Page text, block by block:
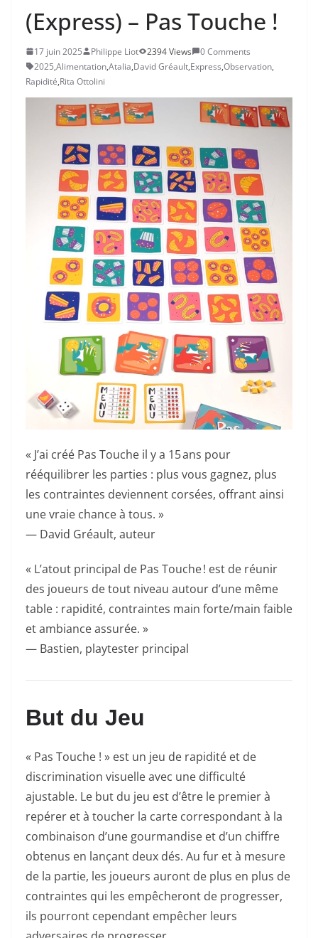
(Express) – Pas Touche !
17 juin 2025 Philippe Liot 2394 Views
0 Comments
2025,Alimentation,Atalia,David Gréault,Express,Observation,
Rapidité,Rita Ottolini
« J’ai créé Pas Touche il y a 15 ans pour
rééquilibrer les parties : plus vous gagnez, plus
les contraintes deviennent corsées, offrant ainsi
une vraie chance à tous. »
— David Gréault, auteur
« L’atout principal de Pas Touche ! est de réunir
des joueurs de tout niveau autour d’une même
table : rapidité, contraintes main forte/main faible
et ambiance assurée. »
— Bastien, playtester principal
But du Jeu
« Pas Touche ! » est un jeu de rapidité et de
discrimination visuelle avec une difficulté
ajustable. Le but du jeu est d’être le premier à
repérer et à toucher la carte correspondant à la
combinaison d’une gourmandise et d’un chiffre
obtenus en lançant deux dés. Au fur et à mesure
de la partie, les joueurs auront de plus en plus de
contraintes qui les empêcheront de progresser,
ils pourront cependant empêcher leurs